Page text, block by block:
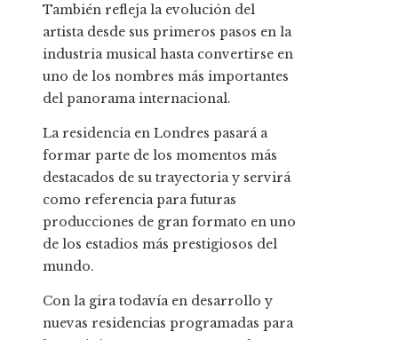
También refleja la evolución del
artista desde sus primeros pasos en la
industria musical hasta convertirse en
uno de los nombres más importantes
del panorama internacional.
La residencia en Londres pasará a
formar parte de los momentos más
destacados de su trayectoria y servirá
como referencia para futuras
producciones de gran formato en uno
de los estadios más prestigiosos del
mundo.
Con la gira todavía en desarrollo y
nuevas residencias programadas para